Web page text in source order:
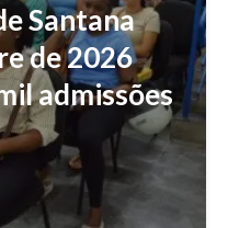
Santana
de 2026
admissões